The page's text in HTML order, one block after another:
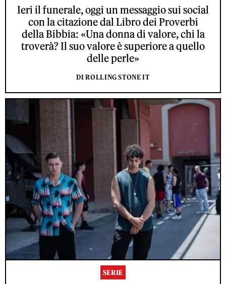
Ieri il funerale, oggi un messaggio sui social
con la citazione dal Libro dei Proverbi
della Bibbia: «Una donna di valore, chi la
troverà? Il suo valore è superiore a quello
delle perle»
DI ROLLING STONE IT
SERIE